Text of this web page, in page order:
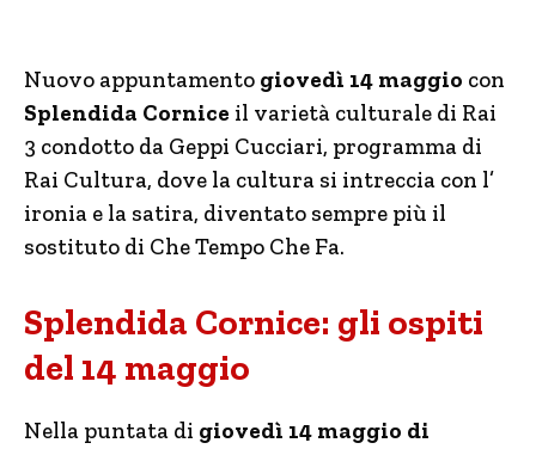
Nuovo appuntamento giovedì 14 maggio con
Splendida Cornice il varietà culturale di Rai
3 condotto da Geppi Cucciari, programma di
Rai Cultura, dove la cultura si intreccia con l’
ironia e la satira, diventato sempre più il
sostituto di Che Tempo Che Fa.
Splendida Cornice: gli ospiti
del 14 maggio
Nella puntata di giovedì 14 maggio di